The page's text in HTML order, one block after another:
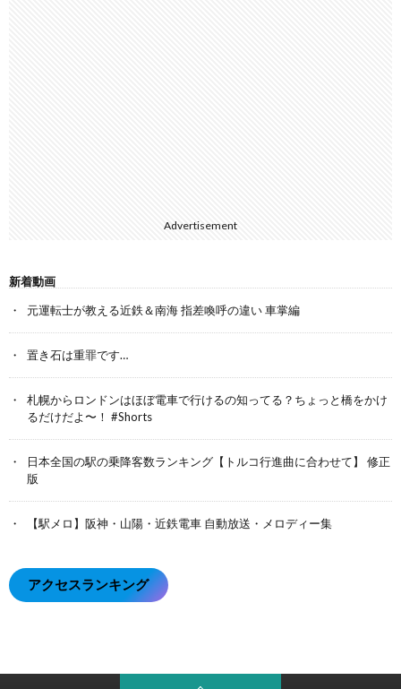
Advertisement
新着動画
元運転士が教える近鉄＆南海 指差喚呼の違い 車掌編
置き石は重罪です…
札幌からロンドンはほぼ電車で行けるの知ってる？ちょっと橋をかけ
るだけだよ〜！ #Shorts
日本全国の駅の乗降客数ランキング【トルコ行進曲に合わせて】 修正
版
【駅メロ】阪神・山陽・近鉄電車 自動放送・メロディー集
アクセスランキング